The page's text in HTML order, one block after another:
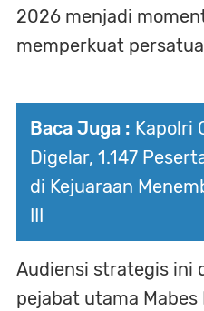
2026 menjadi
memperkuat
Baca Juga : Kapolri
Digelar, 1.147
di Kejuaraan
Audiensi strategis ini
pejabat utama